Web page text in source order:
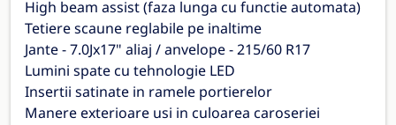
High beam assist (faza lunga cu functie automata)
Tetiere scaune reglabile pe inaltime
Jante - 7.0Jx17" aliaj / anvelope - 215/60 R17
Lumini spate cu tehnologie LED
Insertii satinate in ramele portierelor
Manere exterioare usi in culoarea caroseriei